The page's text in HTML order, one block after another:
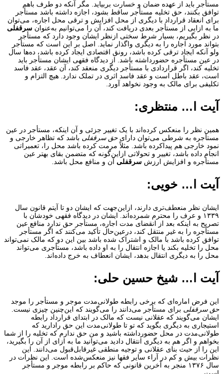
مستأجر باید از عهده ضمان و خسارت بربیاید. مگر آنکه دو طرف باهم
توافق بکنند، حق تخلیه مستأجر ساقط بشود، اجازه داشته باشد مستأجر
برای انعقاد قرارداد با دیگری از محل افزایش و ترقی محل اجاره، می‌توان
ما به ازایی از مستأجر بعدی دریافت کند، آن را می‌توانیم به‌عنوان سرقفلی
در نظر بگیریم، بسیار شرط سختی ازنظر ایشان وجود دارد که مستأجر
بتواند مورد اجاره را به دیگری واگذار نماید. اصل بر این است که مستأجر
ولو آنکه ایجاد ترقی کرده باشد، رونق اقتصادی ایجاد کرده باشد، ده‌ها سال
در عین مستأجره حضورداشته باشد. از دیدگاه فقهی ایشان مستأجر باید
تخلیه کند، اگر قراردادی با مستأجر دیگری منعقد کند، آن عقد، عقد فاسد
است، عقد باطل است و عقد فاسد اثری در تملک ندارد. هیچ التزام و
تکلیفی برای مالک به وجود نخواهد آورد.
آیت ا… منتظری:
همین نظر را منعکس کرده‌اند با یک تغییر جزئی و آن اینکه، مستأجر در عین
مستأجره به شرطی می‌توان دارایحق سرقفلی باشد که تظاهر خارجی و
نمود خارجی هم پیداکرده باشد. مثلاً مرمت کرده باشد محل را، تعمیراتی
انجام داده باشد، تغییر و تحولاتی ازاین‌گونه که متضمن بقای بهتر عین
مستأجره و افزایش ارزش سرقفلی آن و منافع محل باشد.
آیت ا… خویی:
ایشان نظر منعطف‌تری دارند، ازاین‌جهت که ایشان دو تا آیتم قانون سال
۱۳۳۹ و عرف را محترم شمرده‌اند. ایشان در دیدگاه فقهی خودشان با
تصریح به اینکه بعد از انقضای مدت اجاره، مستأجر حق ندارد منافع عین
مستأجره را به غیر منتقل کند، درعین‌حال تأکید می‌کنند که اگر مستأجر
توافق کرده باشد با مالک و اشتراک شده باشد بین این دو که مالک نمی‌تواند
محل را تخلیه بکند یا اجازه انتقال را به او داده باشد، مستأجری می‌تواند
محل را به دیگری انتقال بدهد، ایشان انعطاف به خرج داده‌اند.
آیت ا… شیخ حسین حلی:
این فرض اماره‌ای که برخی رابطه طولانی‌مدت موجر و مستأجر را موجد
حق سرقفلی برای مستأجر می‌دانند را می‌گویند که این‌چنین چیزی نیست.
ایشان می‌گویند که عقلانی نیست که مالک در ابتدای قرارداد رابطه
استیجاری به دیگری بگوید که تو تا طولانی‌مدت این حق رادارید که
طولانی‌مدت در محل حضورداشته باشید و من حق ندارم که تخلیه را از شما
بخواهم و اگر هم به دیگری انتقال دادید می‌توانید ما به ازای از آن را بگیرید،
این را از حیث بنای عقلانی و توجیه منطقی غیرقابل‌قبول می‌دانند. این
نظرات بیش و کم در آراء سایر فقها نیز منعکس‌شده است. این نظرات در
سال ۱۳۷۶ منجر به آخرین قانونی که حاکم بر رابطه موجر و مستأجر